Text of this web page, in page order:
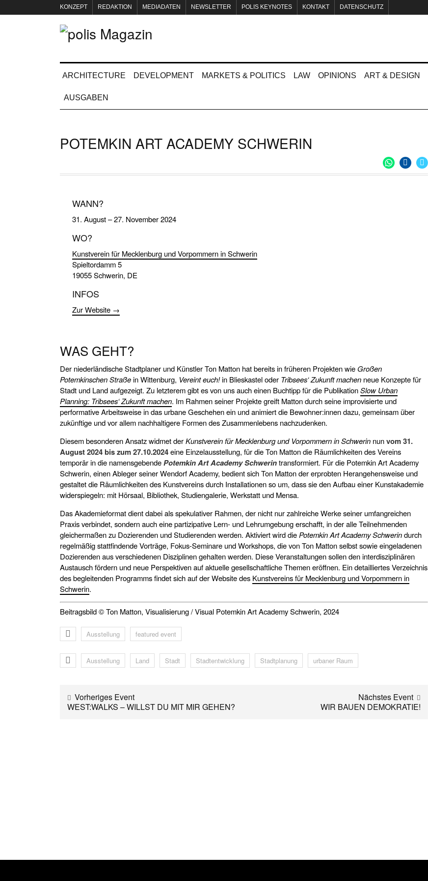
KONZEPT REDAKTION MEDIADATEN NEWSLETTER POLIS KEYNOTES KONTAKT DATENSCHUTZ
IMPRESSUM
ARCHITECTURE DEVELOPMENT MARKETS & POLITICS LAW OPINIONS ART & DESIGN
AUSGABEN
POTEMKIN ART ACADEMY SCHWERIN
WANN?
31. August–27. November 2024
WO?
Kunstverein für Mecklenburg und Vorpommern in Schwerin
Spieltordamm 5
19055 Schwerin, DE
INFOS
Zur Website →
WAS GEHT?
Der niederländische Stadtplaner und Künstler Ton Matton hat bereits in früheren Projekten wie Großen
Potemkinschen Straßein Wittenburg, Vereint euch!in Blieskastel oder Tribsees‘ Zukunft machen neue Konzepte für
Stadt und Land aufgezeigt. Zu letzterem gibt es von uns auch einen Buchtipp für die PublikationSlow Urban
Planning: Tribsees‘ Zukunft machen. Im Rahmen seiner Projekte greift Matton durch seine improvisierte und
performative Arbeitsweise in das urbane Geschehen ein und animiert die Bewohner:innen dazu, gemeinsam über
zukünftige und vor allem nachhaltigere Formen des Zusammenlebens nachzudenken.
Diesem besonderen Ansatz widmet derKunstverein für Mecklenburg und Vorpommern in Schwerin nunvom 31.
August 2024 bis zum 27.10.2024eine Einzelausstellung, für die Ton Matton die Räumlichkeiten des Vereins
temporär in die namensgebendePotemkin Art Academy Schwerintransformiert. Für die Potemkin Art Academy
Schwerin, einen Ableger seiner Wendorf Academy, bedient sich Ton Matton der erprobten Herangehensweise und
gestaltet die Räumlichkeiten des Kunstvereins durch Installationen so um, dass sie den Aufbau einer Kunstakademie
widerspiegeln: mit Hörsaal, Bibliothek, Studiengalerie, Werkstatt und Mensa.
Das Akademieformat dient dabei als spekulativer Rahmen, der nicht nur zahlreiche Werke seiner umfangreichen
Praxis verbindet, sondern auch eine partizipative Lern- und Lehrumgebung erschafft, in der alle Teilnehmenden
gleichermaßen zu Dozierenden und Studierenden werden. Aktiviert wird die Potemkin Art Academy Schwerindurch
regelmäßig stattfindende Vorträge, Fokus-Seminare und Workshops, die von Ton Matton selbst sowie eingeladenen
Dozierenden aus verschiedenen Disziplinen gehalten werden. Diese Veranstaltungen sollen den interdisziplinären
Austausch fördern und neue Perspektiven auf aktuelle gesellschaftliche Themen eröffnen. Ein detailliertes Verzeichnis
des begleitenden Programms findet sich auf der Website des Kunstvereins für Mecklenburg und Vorpommern in
Schwerin.
Beitragsbild © Ton Matton, Visualisierung / Visual Potemkin Art Academy Schwerin, 2024
Ausstellung featured event
Ausstellung Land Stadt Stadtentwicklung Stadtplanung urbaner Raum
Vorheriges Event
WEST:WALKS – WILLST DU MIT MIR GEHEN?
Nächstes Event
WIR BAUEN DEMOKRATIE!